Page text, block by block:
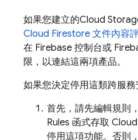
如果您建立的Cloud
Cloud Firestore 文件內容
在 Firebase 控制台或
限，以連結這兩項產品。
如果您決定停用這類跨服務
首先，請先編輯規則
Rules 函式存取
停用這項功能。否則